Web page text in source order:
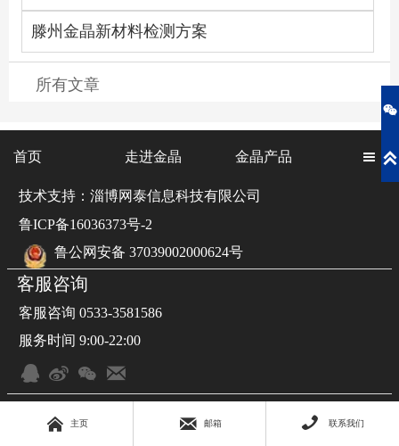
滕州金晶新材料检测方案
所有文章
首页 走进金晶 金晶产品 
技术支持：淄博网泰信息科技有限公司
鲁ICP备16036373号-2
鲁公网安备 37039002000624号
客服咨询
客服咨询 0533-3581586
服务时间 9:00-22:00
   
 主页  邮箱  联系我们

